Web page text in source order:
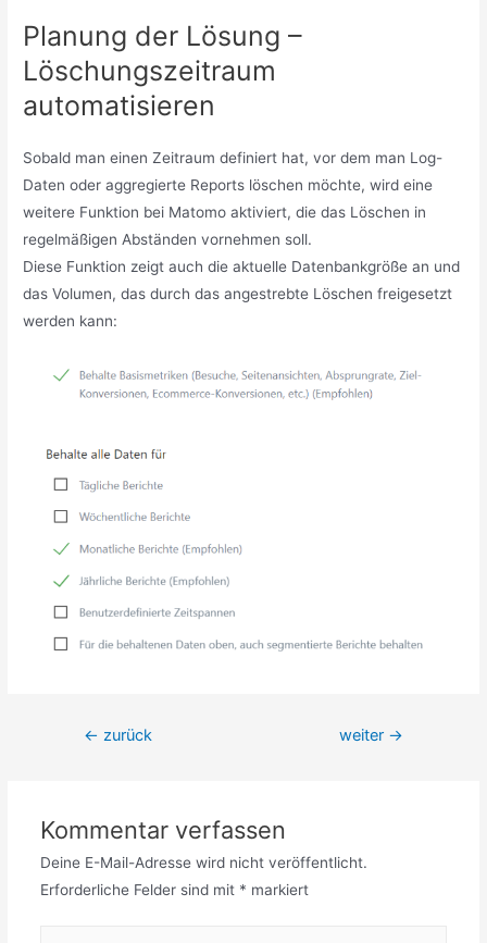
Planung der Lösung –
Löschungszeitraum
automatisieren
Sobald man einen Zeitraum definiert hat, vor dem man Log-
Daten oder aggregierte Reports löschen möchte, wird eine
weitere Funktion bei Matomo aktiviert, die das Löschen in
regelmäßigen Abständen vornehmen soll.
Diese Funktion zeigt auch die aktuelle Datenbankgröße an und
das Volumen, das durch das angestrebte Löschen freigesetzt
werden kann:
Beitragsnavigation
← zurück weiter →
Kommentar verfassen
Deine E-Mail-Adresse wird nicht veröffentlicht.
Erforderliche Felder sind mit * markiert